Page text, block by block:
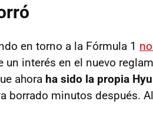
en torno a la Fórmula 1
un interés en el nuevo
ahora ha sido la propia
borrado minutos después.